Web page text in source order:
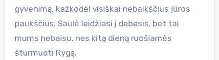
gyvenimą, kažkodėl visiškai nebaikščius jūros
paukščius. Saulė leidžiasi į debesis, bet tai
mums nebaisu, nes kitą dieną ruošiamės
šturmuoti Rygą.